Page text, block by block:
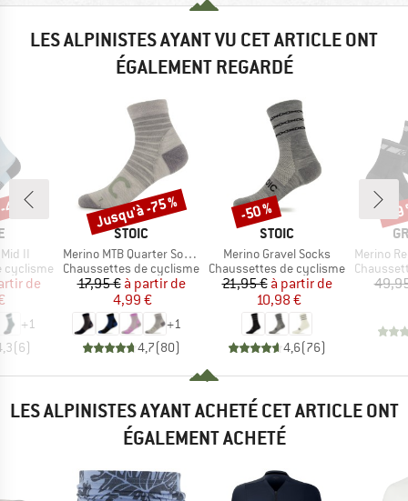
LES ALPINISTES AYANT VU CET ARTICLE ONT
ÉGALEMENT REGARDÉ
II
cyclisme
réduit
de
+1
(6)
%
MARQUE
STOIC
Article
Merino MTB Quarter Socks
Product group
Chaussettes de cyclisme
Prix
17,95 € Prix réduit
à partir de
4,99 €
+1
4,7(80)
Remise
Jusqu'à -75 %
MARQUE
STOIC
Article
Merino Gravel Socks
Product group
Chaussettes de cyclisme
Prix
21,95 € Prix réduit
à partir de
10,98 €
4,6(76)
Remise
-50 %
Article
Merino
Product
-
LES ALPINISTES AYANT ACHETÉ CET ARTICLE ONT
ÉGALEMENT ACHETÉ